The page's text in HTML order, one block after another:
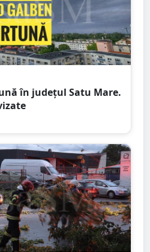
în județul Satu Mare.